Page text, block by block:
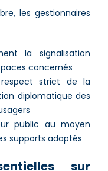
les gestionnaires
la signalisation
concernés
strict de la
diplomatique des
public au moyen
supports adaptés
sur